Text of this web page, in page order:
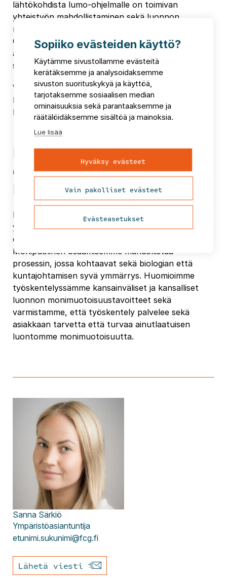
lähtökohdista lumo-ohjelmalle on toimivan
yhteistyön mahdollistaminen sekä luonnon
monimotoisuusosaamisen vahvistaminen.
Osallistamme lumo-ohjelman laadinnassa niin
asukkaita, elinkeinonharjoittajia kuin muita
sidosryhmiä.
Valmis lumo-ohjelma on selkeä ja visuaalisesti
hiottu dokumentti, joka palvelee aidosti tilaajan
lumo-työn toimeenpanoa.
Monipuolinen
osaajajoukkomme tukee
lumo-ohjelman laadintaa
FCG on Suomen johtavia toimijoita
ympäristökonsultoinnissa sekä julkishallinnon
ohjelma- ja strategiatöiden konsultoinnissa.
Monipuolinen osaamisemme mahdollistaa
prosessin, jossa kohtaavat sekä biologian että
kuntajohtamisen syvä ymmärrys. Huomioimme
työskentelyssämme kansainväliset ja kansalliset
luonnon monimuotoisuustavoitteet sekä
varmistamme, että työskentely palvelee sekä
asiakkaan tarvetta että turvaa ainutlaatuisen
luontomme monimuotoisuutta.
Sanna Särkiö
Ympäristöasiantuntija
etunimi.sukunimi@fcg.fi
Lähetä viesti
Sopiiko evästeiden käyttö?
Käytämme sivustollamme evästeitä
kerätäksemme ja analysoidaksemme
sivuston suorituskykyä ja käyttöä,
tarjotaksemme sosiaalisen median
ominaisuuksia sekä parantaaksemme ja
räätälöidäksemme sisältöä ja mainoksia.
Lue lisää
Hyväksy evästeet
Vain pakolliset evästeet
Evästeasetukset